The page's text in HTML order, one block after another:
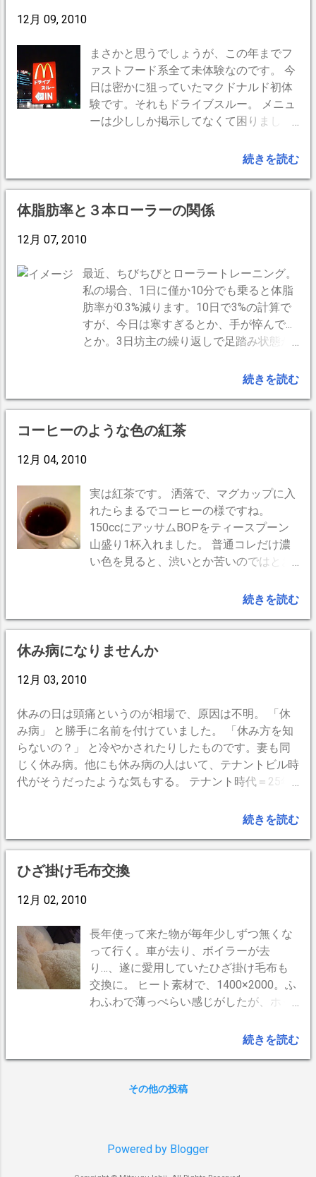
12月 09, 2010
まさかと思うでしょうが、この年までフ
ァストフード系全て未体験なのです。 今
日は密かに狙っていたマクドナルド初体
験です。それもドライブスルー。 メニュ
ーは少ししか掲示してなくて困りまし
おきたいのですが、予備知識全くなしで
ーコンレタスバーガー」。今日は探りの
味見なので、それを一個だけオーダー。
ます。 走りながらの車中で即試食。車中
は暗くて殆んど何を食べているのか見え
ませんでした。周りの皆さんからはマイ
ナス情報ばかりだったせいか、暖かくて
フワフワのバンズは心地よく、ソースな
クにベーコンの油はかなりハードでし
ても美味しい」 です。以前アツアツのモ
スバーガーをお土産で頂いたのと大きな
違いは感じませんでした。
続きを読む
体脂肪率と３本ローラーの関係
12月 07, 2010
最近、ちびちびとローラートレーニング。
私の場合、1日に僅か10分でも乗ると体脂
肪率が0.3%減ります。10日で3%の計算で
すが、今日は寒すぎるとか、手が悴んで...
とか。3日坊主の繰り返しで足踏み状態が
し太りましたか？」 と言われてしまいま
ツコツと！」 と言ったとか、言わなかっ
たとか。たいして取り柄も無いし、自分の
持ち味忘れずにがんばろ。 --
BrogPress,iPhone --
続きを読む
コーヒーのような色の紅茶
12月 04, 2010
実は紅茶です。 洒落で、マグカップに入
れたらまるでコーヒーの様ですね。
150ccにアッサムBOPをティースプーン
山盛り1杯入れました。 普通コレだけ濃
い色を見ると、渋いとか苦いのではとお
です。茶葉がBOPだからでしょうか。寧
とおもいます。 ミルクも入れましょう。
コクがあって、円やかで、奥深い味わい
続きを読む
休み病になりませんか
12月 03, 2010
休みの日は頭痛というのが相場で、原因は不明。 「休
み病」 と勝手に名前を付けていました。 「休み方を知
らないの？」 と冷やかされたりしたものです。妻も同
じく休み病。他にも休み病の人はいて、テナントビル時
代がそうだったような気もする。 テナント時代＝25年
角 忙しく行動するに限る。つまり、体には休みではな
かし、やはり1日じゅう動いているから疲れる。ので、
休みが欲しくなる。 今思うと定休日が少ないことと、
不定期休だったせいではないだろうか。 ここ何年かは
全く症状が出ない。毎週定休日があるからに違いない。
末な話。 -- BrogPress,iPhone --
続きを読む
ひざ掛け毛布交換
12月 02, 2010
長年使って来た物が毎年少しずつ無くな
って行く。車が去り、ボイラーが去
り…、遂に愛用していたひざ掛け毛布も
交換に。 ヒート素材で、1400×2000。ふ
わふわで薄っぺらい感じがしたが、ホッ
続きを読む
その他の投稿
Powered by Blogger